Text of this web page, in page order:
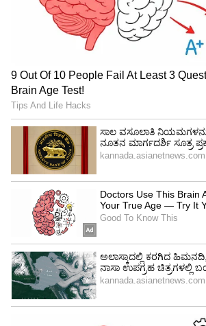
ಸಮಸ್ಯೆಗಳಿಗೆ ಕಾರಣವಾಗಬಹುದು.
ಸಂಖ್ಯೆ 8 (ಯಾವುದೇ ತಿಂಗಳ 8, 17
ಜನಿಸಿದ ಜನರು)
ಇಂದು ನಿಮ್ಮ ಗಮನವು ಹೂಡಿಕೆಗೆ
ಚಟುವಟಿಕೆಗಳ ಮೇಲೆ
ಸೌಕರ್ಯಗಳನ್ನು ಕಾಪಾಡಿಕೊಳ್ಳಲು ಆಸಕ್ತಿ
ತುಂಬಾ ಪ್ರಾಯೋಗಿಕವಾಗಿರುವುದು ಸಹ
ಹಾಳು ಮಾಡುತ್ತದೆ. ಮನೆಯ ಸದಸ್ಯರ
ನಿಗಾ ಇಡುವ ಅವಶ್ಯಕತೆ ಇರುತ್ತದೆ.